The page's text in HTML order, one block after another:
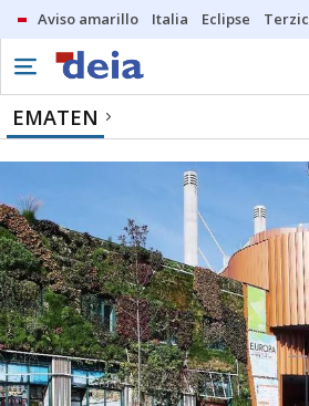
Aviso amarillo Italia Eclipse Terzic
EMATEN